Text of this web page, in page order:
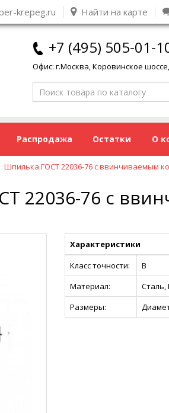
krepeg.ru Найти на карте
+7 (495) 505-01-
Офис: г.Москва, Коровинское
Распродажа Остатки О
Шпилька ГОСТ 22036-76 с ввинчиваемым
22036-76 с
Характеристики
Класс точности:
В
Материал:
Размеры: